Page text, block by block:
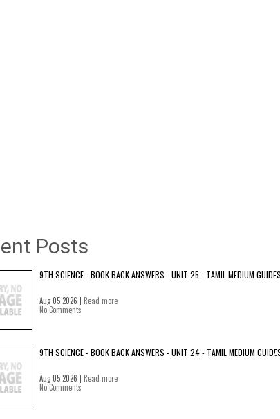
Posts
9TH SCIENCE - BOOK BACK ANSWERS - UNIT 25 - TAMIL MEDIUM
Aug 05 2026 | Read more
No Comments
9TH SCIENCE - BOOK BACK ANSWERS - UNIT 24 - TAMIL MEDIUM
Aug 05 2026 | Read more
No Comments